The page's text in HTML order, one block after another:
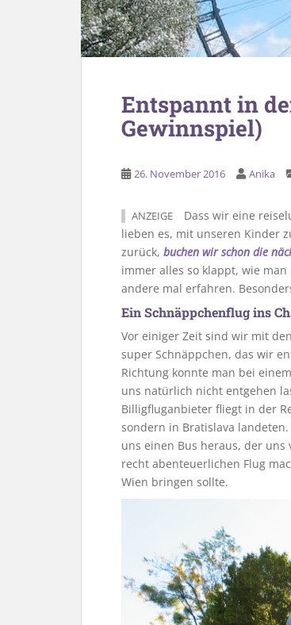
Entspannt in
Gewinnspiel)
26. November 2016 Anika
ANZEIGE
Dass wir eine
lieben es, mit unseren Kinder
zurück, buchen wir schon die
immer alles so klappt, wie
andere mal erfahren.
Ein Schnäppchenflug ins
Vor einiger Zeit sind wir mit
super Schnäppchen, das wir
Richtung konnte man bei
uns natürlich nicht entgehen
Billigfluganbieter fliegt in der
sondern in Bratislava
uns einen Bus heraus, der
recht abenteuerlichen Flug
Wien bringen sollte.